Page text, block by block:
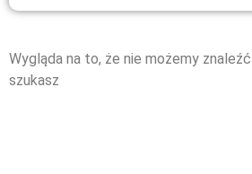
Wygląda na to, że nie możemy
szukasz